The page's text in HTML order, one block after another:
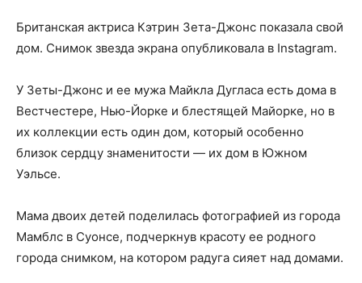
Британская актриса Кэтрин Зета-Джонс показала свой
дом. Снимок звезда экрана опубликовала в Instagram.
У Зеты-Джонс и ее мужа Майкла Дугласа есть дома в
Вестчестере, Нью-Йорке и блестящей Майорке, но в
их коллекции есть один дом, который особенно
близок сердцу знаменитости — их дом в Южном
Уэльсе.
Мама двоих детей поделилась фотографией из города
Мамблс в Суонсе, подчеркнув красоту ее родного
города снимком, на котором радуга сияет над домами.